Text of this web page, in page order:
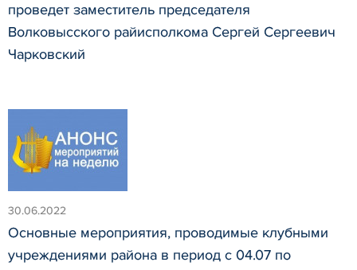
проведет заместитель председателя
Волковысского райисполкома Сергей Сергеевич
Чарковский
30.06.2022
Основные мероприятия, проводимые клубными
учреждениями района в период с 04.07 по